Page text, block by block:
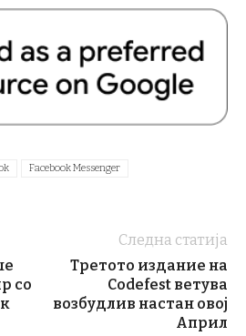
Facebook Messenger
со
Следна статија
Третото издание на
Codefest ветува
возбудлив настан овој
Април